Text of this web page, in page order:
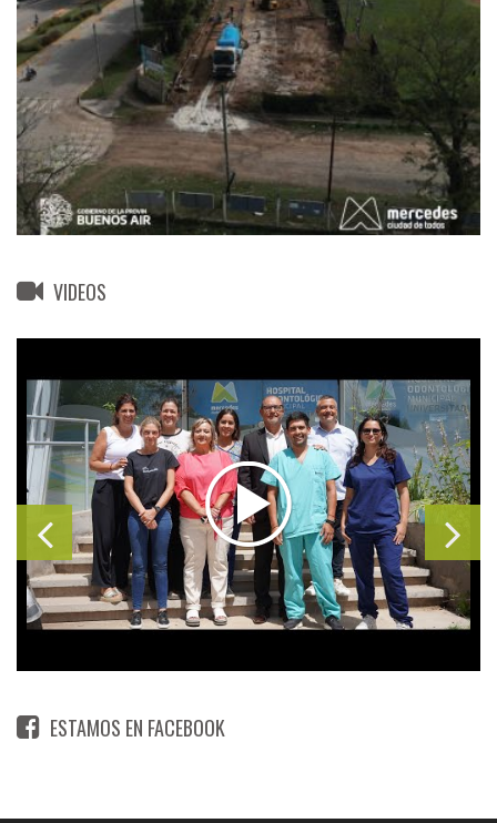
VIDEOS
ESTAMOS EN FACEBOOK